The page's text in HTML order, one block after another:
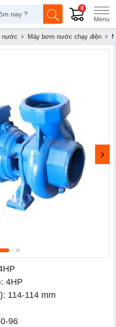
0
nước Máy bơm nước chạy điện
4HP
114-114 mm
96